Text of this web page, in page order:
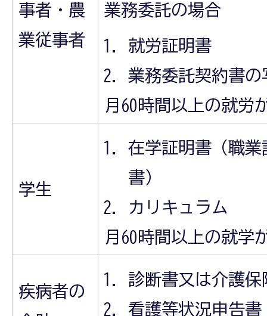
事者・農
業従事者
業務委託の場合
就労証明書
業務委託契約書の
月60時間以上の就労
学生
在学証明書（職
書）
カリキュラム
月60時間以上の就学
疾病者の
診断書又は介護
看護等状況申告書